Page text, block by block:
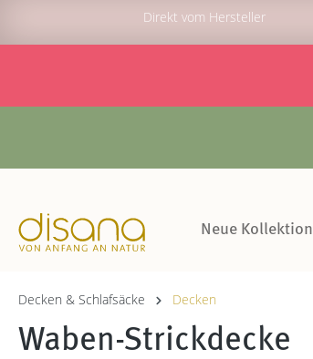
Direkt vom Hersteller
Neue Kollektion
Decken & Schlafsäcke Decken
Waben-Strickdecke